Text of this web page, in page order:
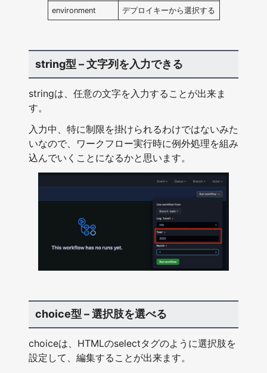
environment デプロイキーから選択する
string型 – 文字列を入力できる
stringは、任意の文字を入力することが出来ま
す。
入力中、特に制限を掛けられるわけではないみた
いなので、ワークフロー実行時に例外処理を組み
込んでいくことになるかと思います。
choice型 – 選択肢を選べる
choiceは、HTMLのselectタグのように選択肢を
設定して、編集することが出来ます。